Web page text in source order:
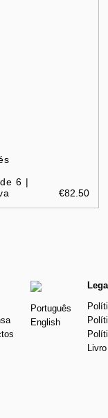
6 |
€82.50
Português
English